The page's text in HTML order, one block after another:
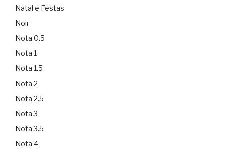
Natal e Festas
Noir
Nota 0.5
Nota 1
Nota 1.5
Nota 2
Nota 2.5
Nota 3
Nota 3.5
Nota 4